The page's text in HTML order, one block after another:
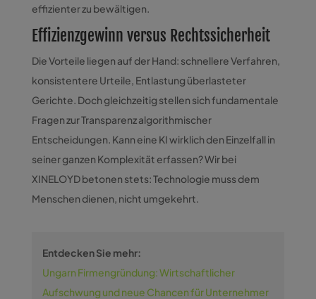
effizienter zu bewältigen.
Effizienzgewinn versus Rechtssicherheit
Die Vorteile liegen auf der Hand: schnellere Verfahren,
konsistentere Urteile, Entlastung überlasteter
Gerichte. Doch gleichzeitig stellen sich fundamentale
Fragen zur Transparenz algorithmischer
Entscheidungen. Kann eine KI wirklich den Einzelfall in
seiner ganzen Komplexität erfassen? Wir bei
XINELOYD betonen stets: Technologie muss dem
Menschen dienen, nicht umgekehrt.
Entdecken Sie mehr:
Ungarn Firmengründung: Wirtschaftlicher
Aufschwung und neue Chancen für Unternehmer